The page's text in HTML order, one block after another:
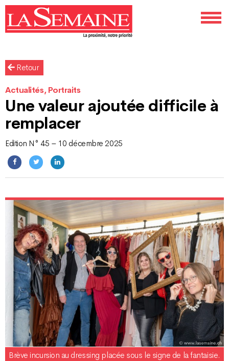
Retour
Actualités, Portraits
Une valeur ajoutée difficile à
remplacer
Edition N° 45 – 10 décembre 2025
Brève incursion au dressing placée sous le signe de la fantaisie.